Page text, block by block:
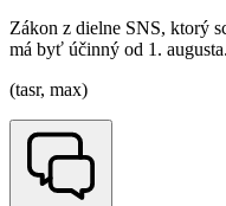
Zákon z dielne SNS, ktorý
má byť účinný od 1. augusta.
(tasr, max)